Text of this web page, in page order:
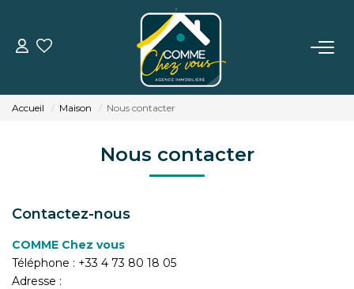
VENTE
ESTIMATION
BIENS VENDUS
L'AGENCE
Accueil Maison Nous contacter
Nous contacter
Contactez-nous
COMME Chez vous
Téléphone : +33 4 73 80 18 05
Adresse :